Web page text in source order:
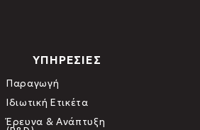
ΥΠΗΡΕΣΙΕΣ
Παραγωγή
Ιδιωτική Ετικέτα
Έρευνα & Ανάπτυξη